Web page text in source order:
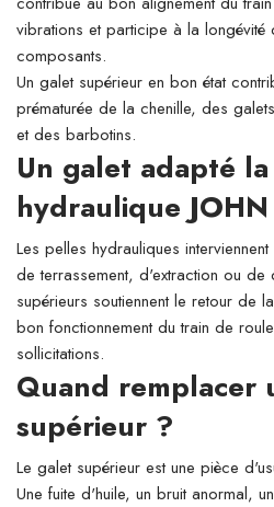
vibrations et participe à la longévité
composants.
Un galet supérieur en bon état
prématurée de la chenille, des
et des barbotins.
Un galet adapté
hydraulique JOHN
Les pelles hydrauliques
de terrassement, d'extraction ou de
supérieurs soutiennent le retour de
bon fonctionnement du train de
sollicitations.
Quand remplacer
supérieur ?
Le galet supérieur est une pièce
Une fuite d'huile, un bruit anormal,